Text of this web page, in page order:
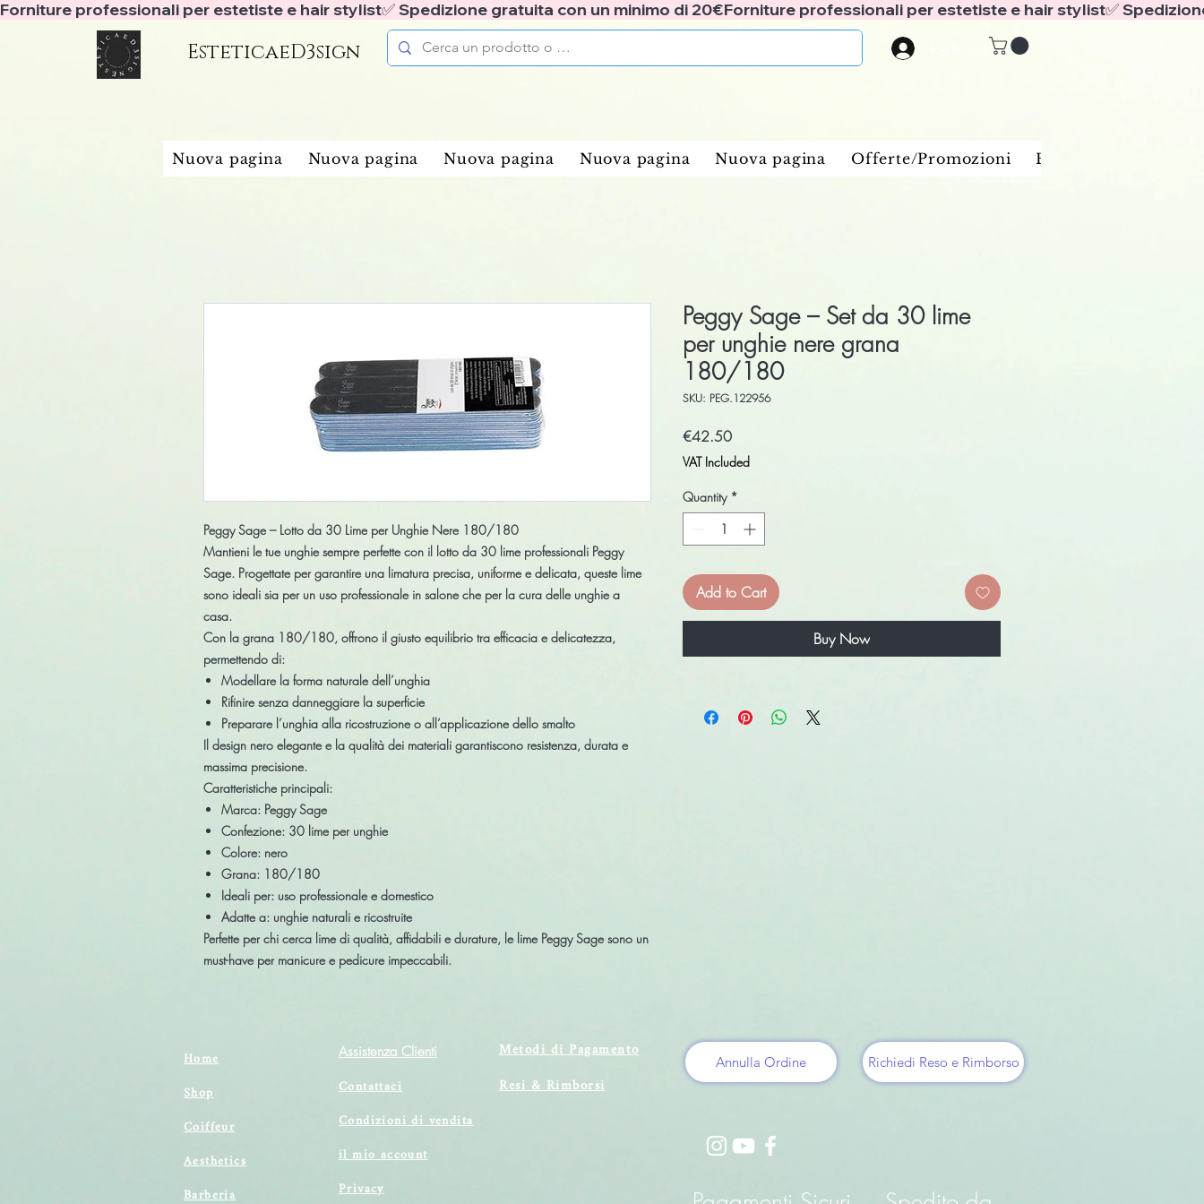
Forniture professionali per estetiste e hair stylist✅ Spedizione gratuita con un minimo di 20€
EsteticaeD3sign
Nuova pagina Nuova pagina Nuova pagina Nuova pagina Nuova pagina Offerte/Promozioni Benessere e spa
Peggy Sage – Lotto da 30 Lime per Unghie Nere 180/180
Mantieni le tue unghie sempre perfette con il lotto da 30 lime professionali Peggy
Sage. Progettate per garantire una limatura precisa, uniforme e delicata, queste lime
sono ideali sia per un uso professionale in salone che per la cura delle unghie a
casa.
Con la grana 180/180, offrono il giusto equilibrio tra efficacia e delicatezza,
permettendo di:
Modellare la forma naturale dell’unghia
Rifinire senza danneggiare la superficie
Preparare l’unghia alla ricostruzione o all’applicazione dello smalto
Il design nero elegante e la qualità dei materiali garantiscono resistenza, durata e
massima precisione.
Caratteristiche principali:
Marca: Peggy Sage
Confezione: 30 lime per unghie
Colore: nero
Grana: 180/180
Ideali per: uso professionale e domestico
Adatte a: unghie naturali e ricostruite
Perfette per chi cerca lime di qualità, affidabili e durature, le lime Peggy Sage sono un
must-have per manicure e pedicure impeccabili.
Peggy Sage – Set da 30 lime
per unghie nere grana
180/180
SKU: PEG.122956
€42.50Price
VAT Included
Quantity *
Add to Cart
Buy Now
Home
Shop
Coiffeur
Aesthetics
Barberia
Assistenza Clienti
Contattaci
Condizioni di vendita
il mio account
Privacy
Metodi di Pagamento
Resi & Rimborsi
Annulla Ordine Richiedi Reso e Rimborso